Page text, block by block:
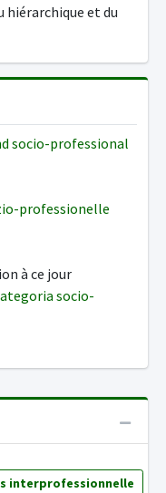
hiérarchique et du
socio-professional
professionelle
à ce jour
socio-
interprofessionnelle